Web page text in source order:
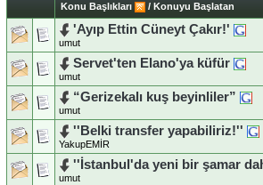
Konu Başlıkları / Konuyu Başlatan
'Ayıp Ettin Cüneyt Çakır!'
umut
Servet'ten Elano'ya küfür
umut
“Gerizekalı kuş beyinliler”
umut
''Belki transfer yapabiliriz!''
YakupEMİR
''İstanbul'da yeni bir şamar
umut